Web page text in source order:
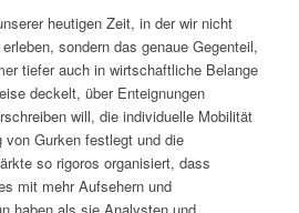
heutigen Zeit, in der wir nicht
sondern das genaue Gegenteil,
tiefer auch in wirtschaftliche Belange
deckelt, über Enteignungen
will, die individuelle Mobilität
Gurken festlegt und die
so rigoros organisiert, dass
mit mehr Aufsehern und